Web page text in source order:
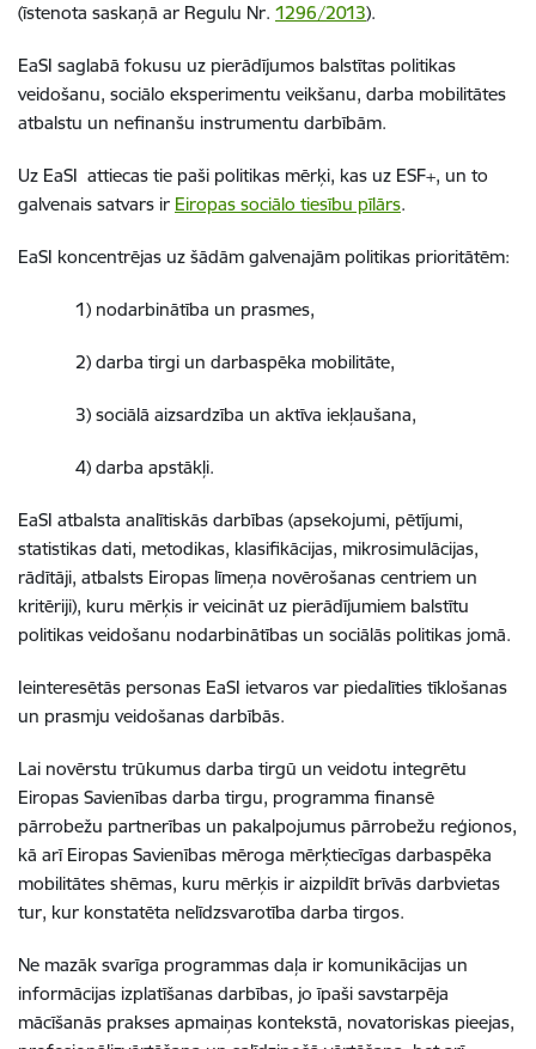
(īstenota saskaņā ar Regulu Nr. 1296/2013).
EaSI saglabā fokusu uz pierādījumos balstītas politikas
veidošanu, sociālo eksperimentu veikšanu, darba mobilitātes
atbalstu un nefinanšu instrumentu darbībām.
Uz EaSI attiecas tie paši politikas mērķi, kas uz ESF+, un to
galvenais satvars ir Eiropas sociālo tiesību pīlārs.
EaSI koncentrējas uz šādām galvenajām politikas prioritātēm:
1) nodarbinātība un prasmes,
2) darba tirgi un darbaspēka mobilitāte,
3) sociālā aizsardzība un aktīva iekļaušana,
4) darba apstākļi.
EaSI atbalsta analītiskās darbības (apsekojumi, pētījumi,
statistikas dati, metodikas, klasifikācijas, mikrosimulācijas,
rādītāji, atbalsts Eiropas līmeņa novērošanas centriem un
kritēriji), kuru mērķis ir veicināt uz pierādījumiem balstītu
politikas veidošanu nodarbinātības un sociālās politikas jomā.
Ieinteresētās personas EaSI ietvaros var piedalīties tīklošanas
un prasmju veidošanas darbībās.
Lai novērstu trūkumus darba tirgū un veidotu integrētu
Eiropas Savienības darba tirgu, programma finansē
pārrobežu partnerības un pakalpojumus pārrobežu reģionos,
kā arī Eiropas Savienības mēroga mērķtiecīgas darbaspēka
mobilitātes shēmas, kuru mērķis ir aizpildīt brīvās darbvietas
tur, kur konstatēta nelīdzsvarotība darba tirgos.
Ne mazāk svarīga programmas daļa ir komunikācijas un
informācijas izplatīšanas darbības, jo īpaši savstarpēja
mācīšanās prakses apmaiņas kontekstā, novatoriskas pieejas,